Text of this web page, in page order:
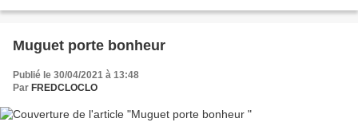
Muguet porte bonheur
Publié le 30/04/2021 à 13:48
Par FREDCLOCLO